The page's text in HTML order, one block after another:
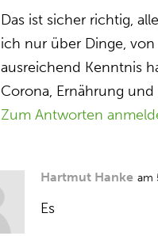
Das ist sicher richtig,
ich nur über Dinge,
ausreichend Kenntnis
Corona, Ernährung und
Zum Antworten
Hartmut Hanke am
Es